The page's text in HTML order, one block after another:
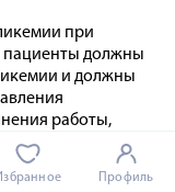
при
пациенты должны
и должны
работы,
и психических
Профиль